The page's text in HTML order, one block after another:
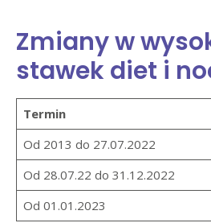
Zmiany w
stawek diet i
Termin
Od 2013 do 27.07.2022
Od 28.07.22 do 31.12.2022
Od 01.01.2023